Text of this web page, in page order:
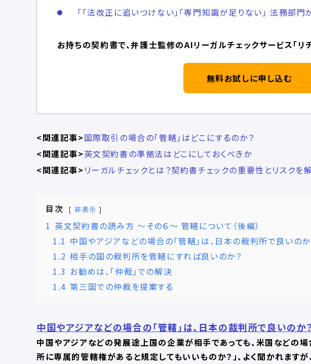
「「法改正に追いつけない」「専門知識が足りない」​ 法務部門
お持ちの契約書で、弁護士監修のAIリーガルチェックサービス「リ
無料お試しに申し込む
<関連記事>国際取引の場合の「管轄」はどこにするのか？
<関連記事>英文契約書の準拠法はどこにしておくべきか
<関連記事> リーガルチェックとは？契約書チェックの重要性とリスクを
目次 非表示
1 英文契約書の読み方 ～その６～ 管轄について（後編）
1.1 中国やアジアなどの場合の「管轄」は、日本の裁判所で良いのか
1.2 相手の国の裁判所を管轄にすれば良いのか？
1.3 お勧めは、「仲裁」での解決
1.4 第三国での仲裁を提案する
中国やアジアなどの場合の「管轄」は、日本の裁判所で良いのか
中国やアジアなどの発展途上国の企業が相手であっても、米国などの場
所に専属的管轄権があると規定してもいいものか？」、よく聞かれますが